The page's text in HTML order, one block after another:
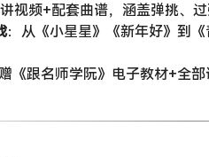
视频+配套曲谱，涵盖弹挑、过
：从《小星星》《新年好》到
《跟名师学阮》电子教材+全部